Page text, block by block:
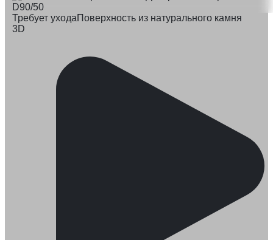
Требует уходаПоверхность из натурального камня
3D